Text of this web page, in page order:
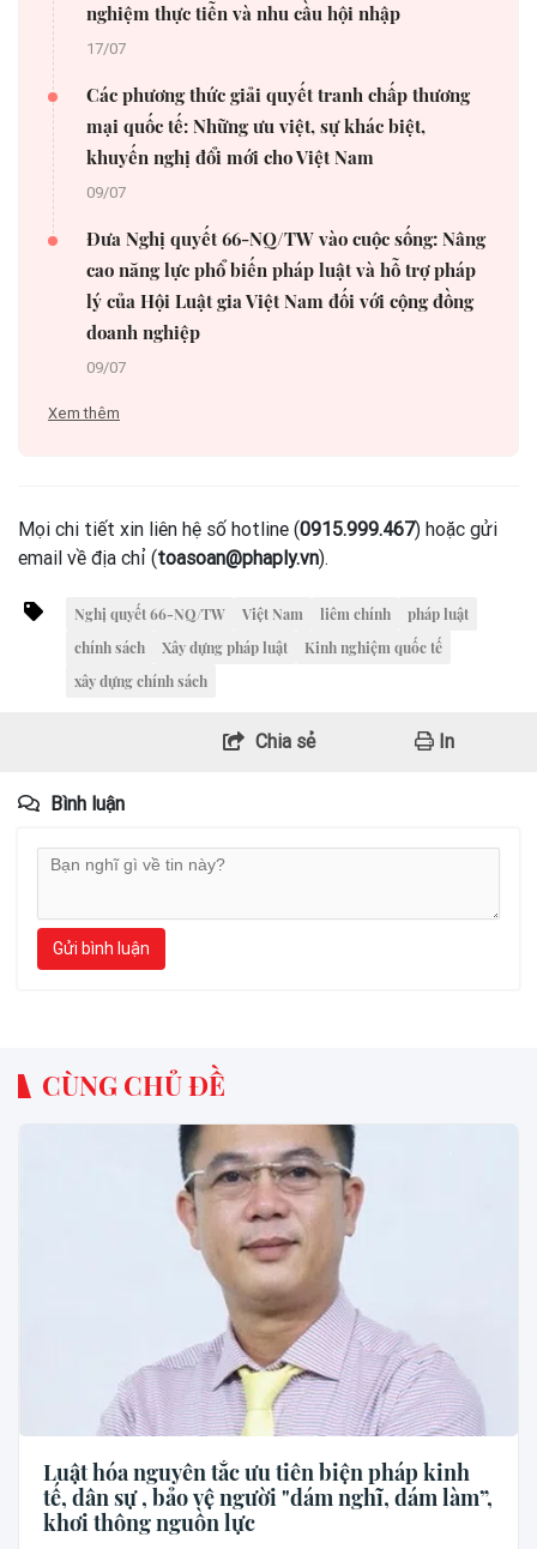
nghiệm thực tiễn và nhu cầu hội nhập
17/07
Các phương thức giải quyết tranh chấp thương
mại quốc tế: Những ưu việt, sự khác biệt,
khuyến nghị đổi mới cho Việt Nam
09/07
Đưa Nghị quyết 66-NQ/TW vào cuộc sống: Nâng
cao năng lực phổ biến pháp luật và hỗ trợ pháp
lý của Hội Luật gia Việt Nam đối với cộng đồng
doanh nghiệp
09/07
Xem thêm
Mọi chi tiết xin liên hệ số hotline (0915.999.467) hoặc gửi
email về địa chỉ (toasoan@phaply.vn).
Nghị quyết 66-NQ/TW Việt Nam liêm chính
pháp luật
chính sách
Xây dựng pháp luật
Kinh nghiệm quốc tế
xây dựng chính sách
Chia sẻ In
Bình luận
Gửi bình luận
CÙNG CHỦ ĐỀ
Luật hóa nguyên tắc ưu tiên biện pháp kinh
tế, dân sự , bảo vệ người "dám nghĩ, dám làm”,
khơi thông nguồn lực